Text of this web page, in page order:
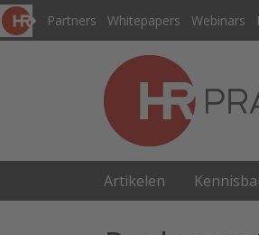
Partners Whitepapers Webinars
Artikelen